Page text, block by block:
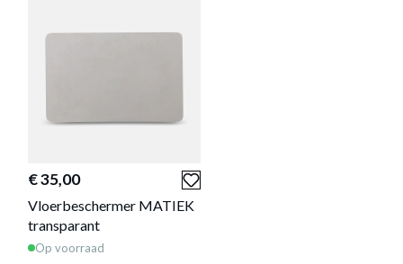
€ 35,00
Vloerbeschermer MATIEK
transparant
Op voorraad
€ 158,00
GA NAAR WINKELMANDJE